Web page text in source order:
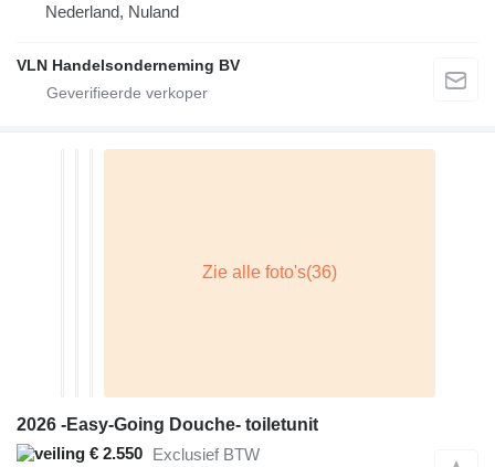
Nederland, Nuland
VLN Handelsonderneming BV
2026 -Easy-Going Douche- toiletunit
€ 2.550 Exclusief BTW